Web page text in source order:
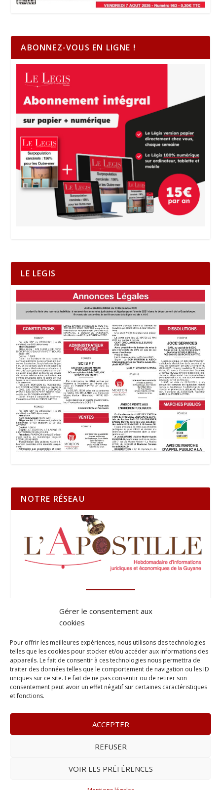
Gérer le consentement aux
cookies
Pour offrir les meilleures expériences, nous utilisons des technologies
telles que les cookies pour stocker et/ou accéder aux informations des
appareils. Le fait de consentir à ces technologies nous permettra de
traiter des données telles que le comportement de navigation ou les ID
uniques sur ce site. Le fait de ne pas consentir ou de retirer son
consentement peut avoir un effet négatif sur certaines caractéristiques
et fonctions.
ACCEPTER
REFUSER
VOIR LES PRÉFÉRENCES
ABONNEZ-VOUS EN LIGNE !
LE LEGIS
NOTRE RÉSEAU
– www.lelegis.fr –Zone Franche Cité Dillon
– E-mail :contact@lelegis.fr–